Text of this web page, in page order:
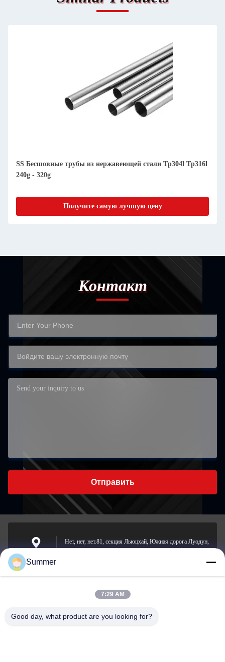
SS Бесшовные трубы из нержавеющей стали Tp304l Tp316l
240g - 320g
Получите самую лучшую цену
Контакт
Отправить
Нет, нет, нет.81, секция Льюцхай, Южная дорога Луодун,
почта
Summer
7:29 AM
Good day, what product are you looking for?